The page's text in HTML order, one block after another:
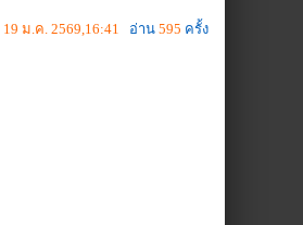
19 ม.ค. 2569,16:41 อ่าน 595 ครั้ง